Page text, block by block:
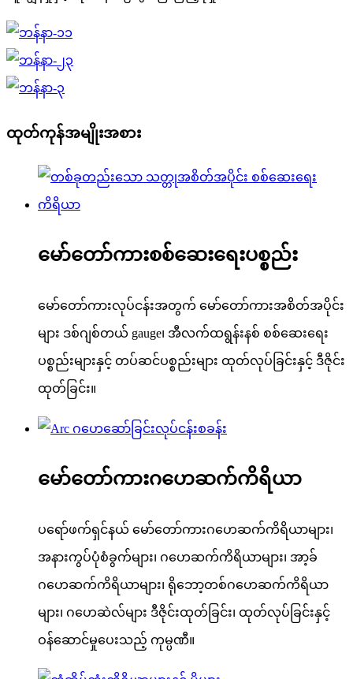
ထုတ်ကုန်အမျိုးအစား
မော်တော်ကားစစ်ဆေးရေးပစ္စည်း
မော်တော်ကားလုပ်ငန်းအတွက် မော်တော်ကားအစိတ်အပိုင်း
များ ဒစ်ဂျစ်တယ် gauge၊ အီလက်ထရွန်းနစ် စစ်ဆေးရေး
ပစ္စည်းများနှင့် တပ်ဆင်ပစ္စည်းများ ထုတ်လုပ်ခြင်းနှင့် ဒီဇိုင်း
ထုတ်ခြင်း။
မော်တော်ကားဂဟေဆက်ကိရိယာ
ပရော်ဖက်ရှင်နယ် မော်တော်ကားဂဟေဆက်ကိရိယာများ၊
အနားကွပ်ပုံစံခွက်များ၊ ဂဟေဆက်ကိရိယာများ၊ အာ့ခ်
ဂဟေဆက်ကိရိယာများ၊ ရိုဘော့တစ်ဂဟေဆက်ကိရိယာ
များ၊ ဂဟေဆဲလ်များ ဒီဇိုင်းထုတ်ခြင်း၊ ထုတ်လုပ်ခြင်းနှင့်
ဝန်ဆောင်မှုပေးသည့် ကုမ္ပဏီ။